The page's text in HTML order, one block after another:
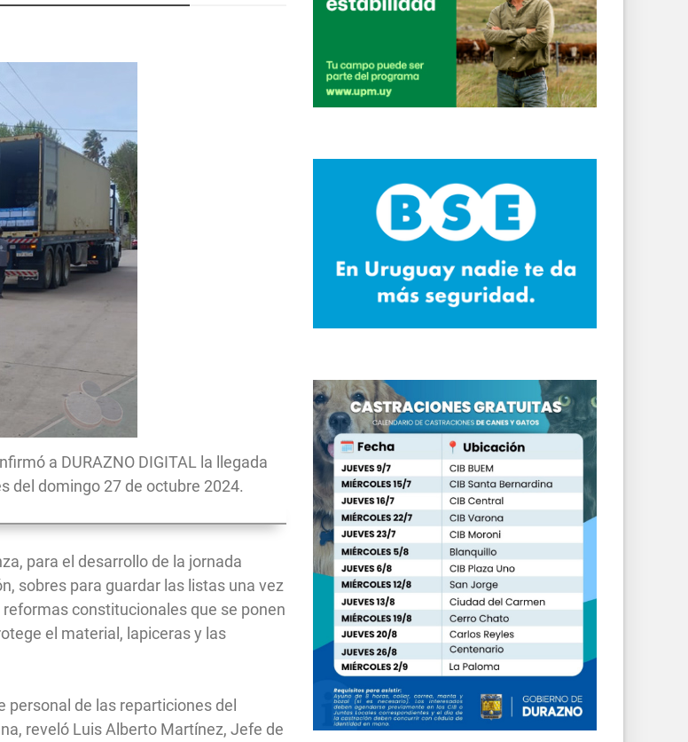
a DURAZNO DIGITAL la llegada
del domingo 27 de octubre 2024.
para el desarrollo de la jornada
sobres para guardar las listas una vez
constitucionales que se ponen
el material, lapiceras y las
personal de las reparticiones del
reveló Luis Alberto Martínez, Jefe de